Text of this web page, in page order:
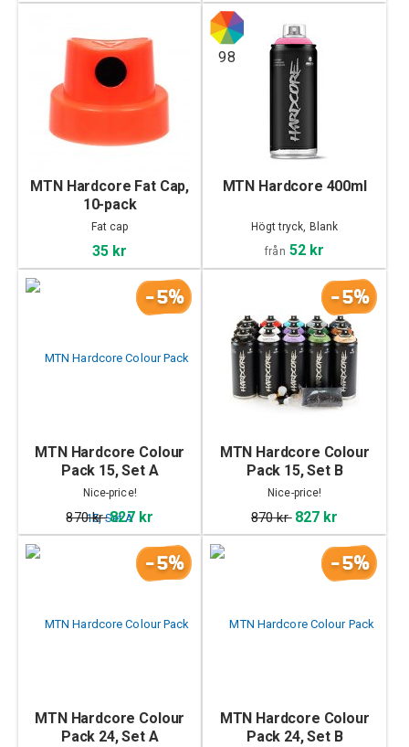
MTN Hardcore Fat Cap,
10-pack
Fat cap
35 kr
98
MTN Hardcore 400ml
Högt tryck, Blank
från 52 kr
-5%
MTN Hardcore Colour
Pack 15, Set A
Nice-price!
870 kr827 kr
-5%
MTN Hardcore Colour
Pack 15, Set B
Nice-price!
870 kr 827 kr
-5%
MTN Hardcore Colour
Pack 24, Set A
-5%
MTN Hardcore Colour
Pack 24, Set B